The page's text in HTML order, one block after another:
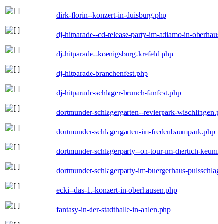
dirk-florin--konzert-in-duisburg.php
dj-hitparade--cd-release-party-im-adiamo-in-
dj-hitparade--koenigsburg-krefeld.php
dj-hitparade-branchenfest.php
dj-hitparade-schlager-brunch-fanfest.php
dortmunder-schlagergarten--revierpark-
dortmunder-schlagergarten-im-fredenbaumpark.php
dortmunder-schlagerparty--on-tour-im-diertich-
dortmunder-schlagerparty-im-buergerhaus-
ecki--das-1.-konzert-in-oberhausen.php
fantasy-in-der-stadthalle-in-ahlen.php